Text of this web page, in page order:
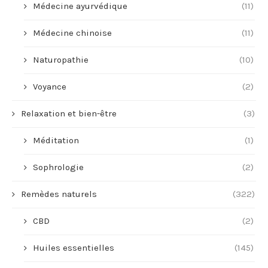
Médecine ayurvédique (11)
Médecine chinoise (11)
Naturopathie (10)
Voyance (2)
Relaxation et bien-être (3)
Méditation (1)
Sophrologie (2)
Remèdes naturels (322)
CBD (2)
Huiles essentielles (145)